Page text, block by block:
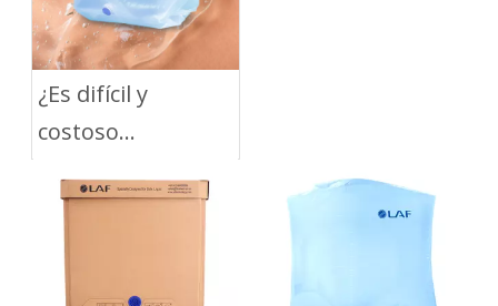
¿Es difícil y
costoso
productos
líquidos de alto
valor?IBC Liner es